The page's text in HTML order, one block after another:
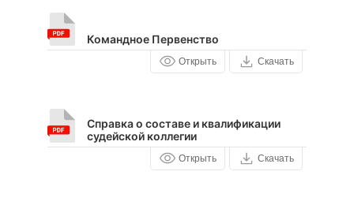
Командное Первенство
Открыть Скачать
Справка о составе и квалификации
судейской коллегии
Открыть Скачать